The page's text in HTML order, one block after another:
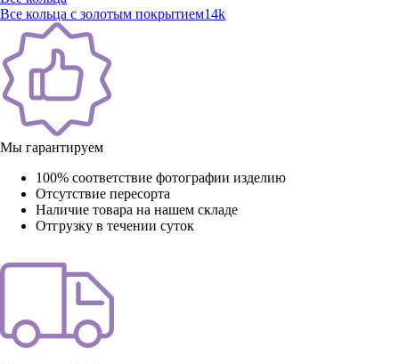
Все кольца с золотым покрытием14k
Мы гарантируем
100% соответствие фотографии изделию
Отсутствие пересорта
Наличие товара на нашем складе
Отгрузку в течении суток